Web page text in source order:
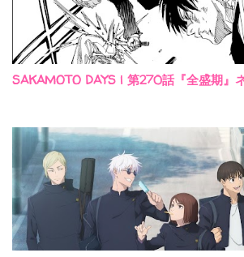
SAKAMOTO DAYS | 第270話『全盛期』